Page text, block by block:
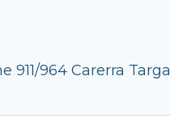
911/964 Carerra Targa